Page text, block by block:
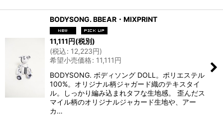
BODYSONG. BBEAR・MIXPRINT
11,111円(税別)
(税込: 12,223円)
希望小売価格: 11,111円
BODYSONG. ボディソング DOLL。ポリエステル
100%。オリジナル柄ジャガード織のテキスタイ
ル。しっかり編み込まれタフな生地感。 歪んだス
マイル柄のオリジナルジャカード生地や、アー
カ…